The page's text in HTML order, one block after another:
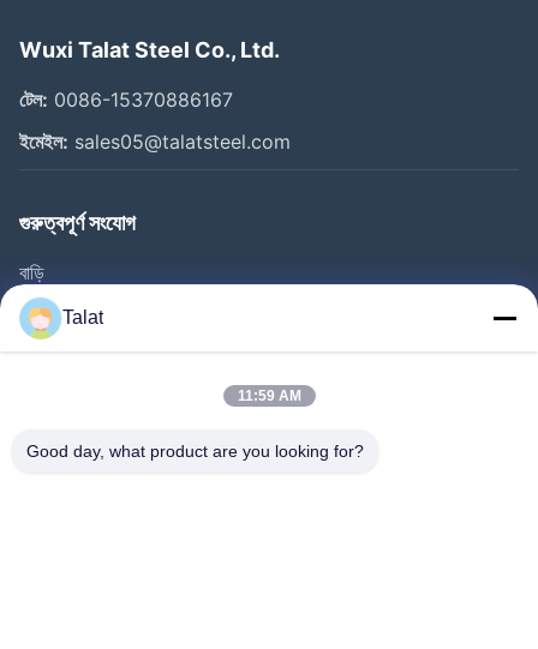
Wuxi Talat Steel Co., Ltd.
টেল: 0086-15370886167
ইমেইল: sales05@talatsteel.com
গুরুত্বপূর্ণ সংযোগ
বাড়ি
পণ্য
আমাদের সম্পর্কে
মান নিয়ন্ত্রণ
Talat
11:59 AM
Good day, what product are you looking for?